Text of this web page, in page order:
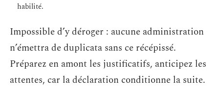
habilité.
Impossible d’y déroger : aucune administration
n’émettra de duplicata sans ce récépissé.
Préparez en amont les justificatifs, anticipez les
attentes, car la déclaration conditionne la suite.